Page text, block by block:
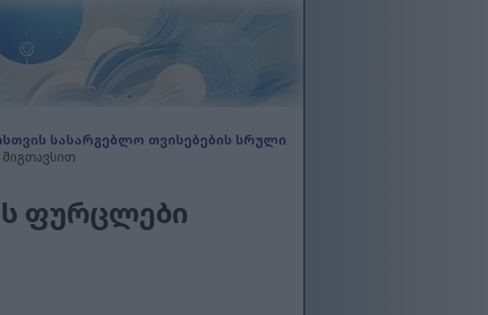
სასარგებლო თვისებების სრული
ფურცლები